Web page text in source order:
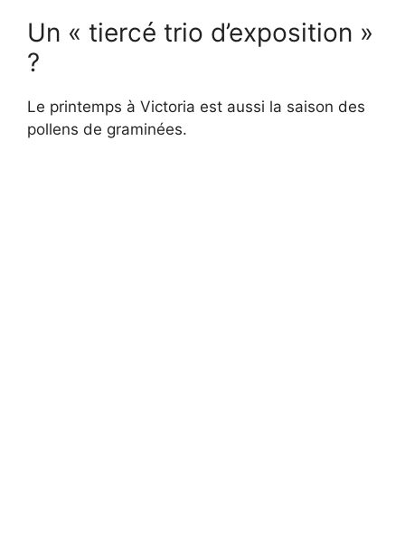
Un « tiercé trio d’exposition »
?
Le printemps à Victoria est aussi la saison des
pollens de graminées.